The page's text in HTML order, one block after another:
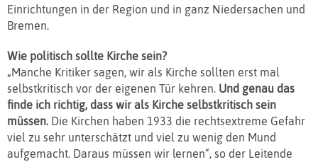
Einrichtungen in der Region und in ganz Niedersachen und
Bremen.
Wie politisch sollte Kirche sein?
„Manche Kritiker sagen, wir als Kirche sollten erst mal
selbstkritisch vor der eigenen Tür kehren. Und genau das
finde ich richtig, dass wir als Kirche selbstkritisch sein
müssen. Die Kirchen haben 1933 die rechtsextreme Gefahr
viel zu sehr unterschätzt und viel zu wenig den Mund
aufgemacht. Daraus müssen wir lernen“, so der Leitende